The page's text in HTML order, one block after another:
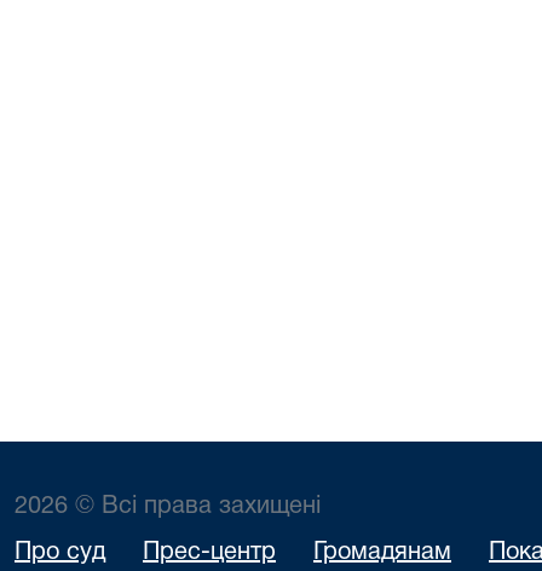
2026 © Всі права захищені
Про суд Прес-центр Громадянам